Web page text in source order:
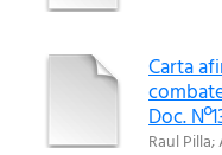
Carta
Doc.
Raul Pilla;